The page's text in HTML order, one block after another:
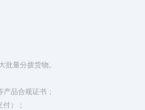
量分拨货物。
品合规证书；
）；